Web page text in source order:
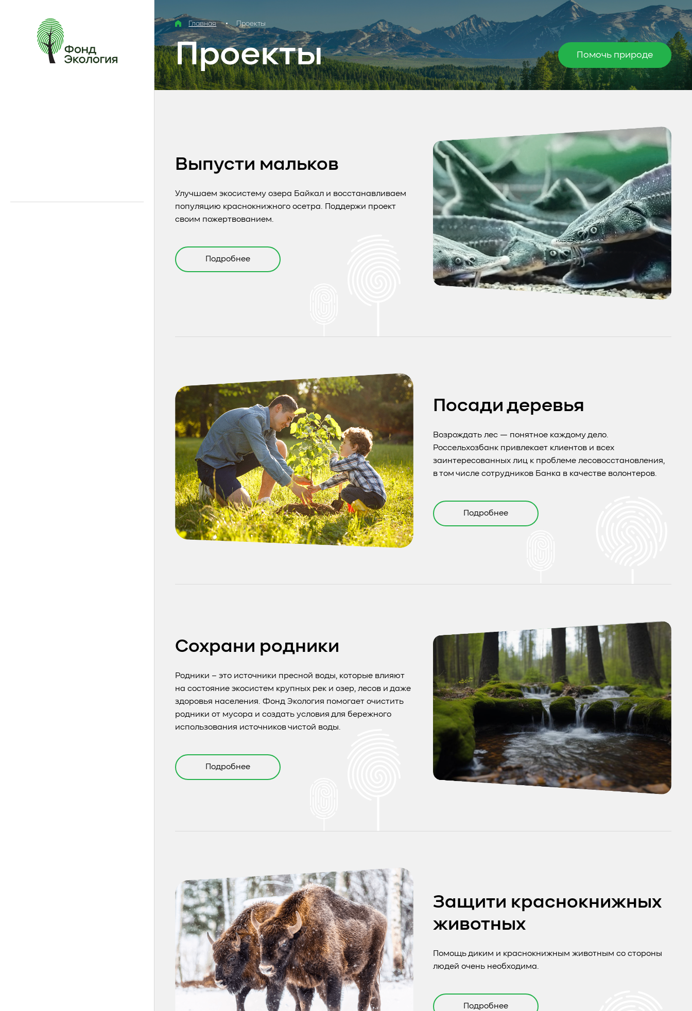
Главная Проекты
Проекты Помочь природе
Выпусти мальков
Улучшаем экосистему озера Байкал и восстанавливаем
популяцию краснокнижного осетра. Поддержи проект
своим пожертвованием.
Подробнее
Посади деревья
Возрождать лес — понятное каждому дело.
Россельхозбанк привлекает клиентов и всех
заинтересованных лиц к проблеме лесовосстановления,
в том числе сотрудников Банка в качестве волонтеров.
Подробнее
Сохрани родники
Родники – это источники пресной воды, которые влияют
на состояние экосистем крупных рек и озер, лесов и даже
здоровья населения. Фонд Экология помогает очистить
родники от мусора и создать условия для бережного
использования источников чистой воды.
Подробнее
Защити краснокнижных
животных
Помощь диким и краснокнижным животным со стороны
людей очень необходима.
Подробнее